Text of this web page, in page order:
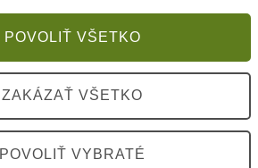
POVOLIŤ VŠETKO
ZAKÁZAŤ VŠETKO
POVOLIŤ VYBRATÉ